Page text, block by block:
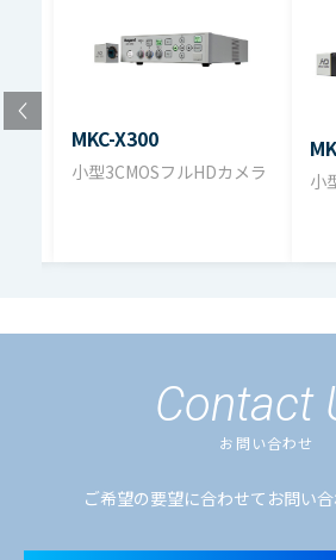
MKC-X300
小型3CMOSフルHDカメラ 小
Contact
お問い合わせ
ご希望の要望に合わせてお問い合